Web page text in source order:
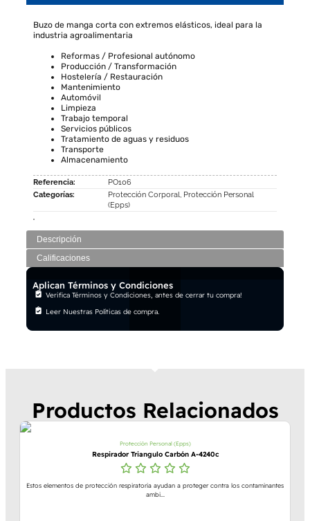
Descripción
Calificaciones
Buzo de manga corta con extremos elásticos, ideal para la
industria agroalimentaria
Reformas / Profesional autónomo
Producción / Transformación
Hostelería / Restauración
Mantenimiento
Automóvil
Limpieza
Trabajo temporal
Servicios públicos
Tratamiento de aguas y residuos
Transporte
Almacenamiento
Referencia:
PO106
Categorías:
Protección Corporal, Protección Personal
(Epps)
Aplican Términos y Condiciones
Verifica Términos y Condiciones, antes de cerrar tu compra!
Leer Nuestras Políticas de compra.
Productos Relacionados
Protección Personal (Epps)
Respirador Triangulo Carbón A-4240c
Estos elementos de protección respiratoria ayudan a proteger contra los contaminantes
ambi...